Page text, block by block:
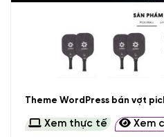
Theme WordPress bán vợt
Xem thực tế Xem